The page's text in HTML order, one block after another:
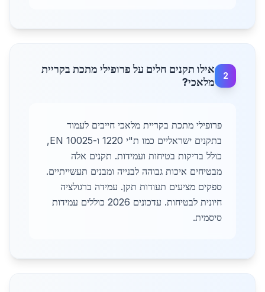
2
אילו תקנים חלים על פרופילי מתכת בקריית
מלאכי?
פרופילי מתכת בקריית מלאכי חייבים לעמוד
בתקנים ישראליים כמו ת"י 1220 ו-EN 10025,
כולל בדיקות בטיחות ועמידות. תקנים אלה
מבטיחים איכות גבוהה לבנייה ומבנים תעשייתיים.
ספקים מציעים תעודות תקן. עמידה ברגולציה
חיונית לבטיחות. עדכונים 2026 כוללים עמידות
סיסמית.